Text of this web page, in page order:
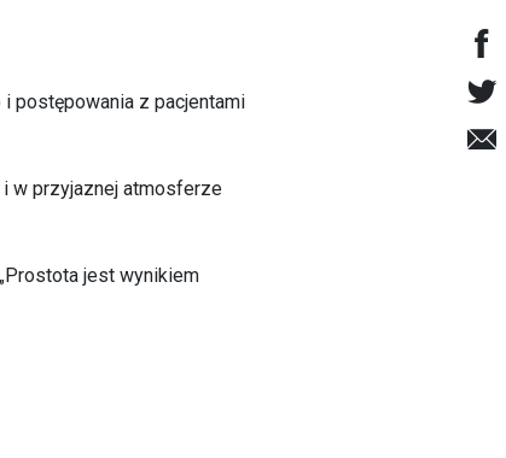
i postępowania z pacjentami
w przyjaznej atmosferze
jest wynikiem